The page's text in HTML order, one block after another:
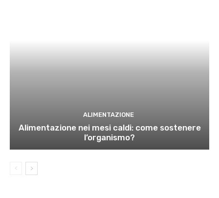
ALIMENTAZIONE
Alimentazione nei mesi caldi: come sostenere
l’organismo?